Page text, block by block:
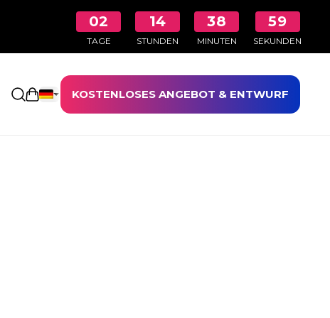
02
TAGE
14
STUNDEN
38
MINUTEN
59
SEKUNDEN
Einkaufswagen öffnen
KOSTENLOSES ANGEBOT & ENTWURF